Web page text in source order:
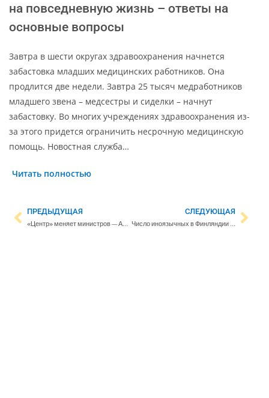
на повседневную жизнь – ответы на
основные вопросы
Завтра в шести округах здравоохранения начнется
забастовка младших медицинских работников. Она
продлится две недели. Завтра 25 тысяч медработников
младшего звена – медсестры и сиделки – начнут
забастовку. Во многих учреждениях здравоохранения из-
за этого придется ограничить несрочную медицинскую
помощь. Новостная служба…
Читать полностью
ПРЕДЫДУЩАЯ
«Центр» меняет министров — Антти Курвинен займет пост министра сельского хозяйства, а Петри Хонконен станет новым министром науки и культуры
СЛЕДУЮЩАЯ
Число иноязычных в Финляндии выросло самыми быстрыми темпами за последние несколько десятилетий